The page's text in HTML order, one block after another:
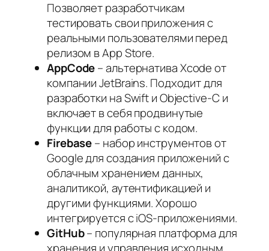
Позволяет разработчикам
тестировать свои приложения с
реальными пользователями перед
релизом в App Store.
AppCode– альтернатива Xcode от
компании JetBrains. Подходит для
разработки на Swift и Objective-C и
включает в себя продвинутые
функции для работы с кодом.
Firebase– набор инструментов от
Google для создания приложений с
облачным хранением данных,
аналитикой, аутентификацией и
другими функциями. Хорошо
интегрируется с iOS-приложениями.
GitHub– популярная платформа для